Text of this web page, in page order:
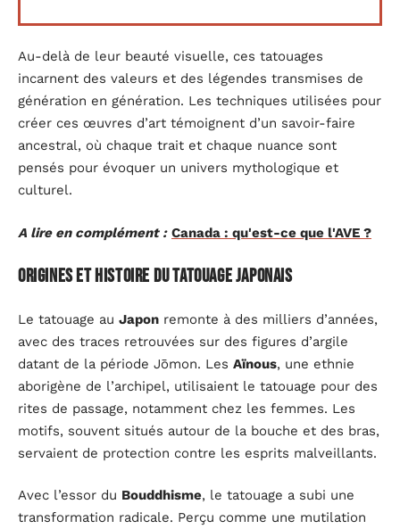
Au-delà de leur beauté visuelle, ces tatouages
incarnent des valeurs et des légendes transmises de
génération en génération. Les techniques utilisées pour
créer ces œuvres d’art témoignent d’un savoir-faire
ancestral, où chaque trait et chaque nuance sont
pensés pour évoquer un univers mythologique et
culturel.
A lire en complément : Canada : qu'est-ce que l'AVE ?
Origines et histoire du tatouage japonais
Le tatouage au Japon remonte à des milliers d’années,
avec des traces retrouvées sur des figures d’argile
datant de la période Jōmon. Les Aïnous, une ethnie
aborigène de l’archipel, utilisaient le tatouage pour des
rites de passage, notamment chez les femmes. Les
motifs, souvent situés autour de la bouche et des bras,
servaient de protection contre les esprits malveillants.
Avec l’essor du Bouddhisme, le tatouage a subi une
transformation radicale. Perçu comme une mutilation